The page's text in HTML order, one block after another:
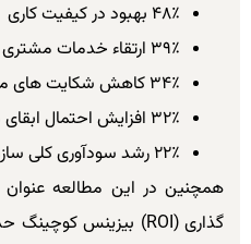
۴۸٪ بهبود در کیفیت کاری
۳۹٪ ارتقاء خدمات مشتری
۳۴٪ کاهش شکایت های مشتریان
۳۲٪ افزایش احتمال ابقای مدیران کوچ شده
۲۲٪ رشد سودآوری کلی سازمان
همچنین در این مطالعه